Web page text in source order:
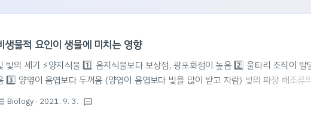
생물적 요인이 생물에 미치는 영향
빛의 세기 ⚡️양지식물 1️⃣ 음지식물보다 보상점, 광포화점이 높음 2️⃣ 울타리 조직이 발
3️⃣ 양옆이 음엽보다 두꺼움 (양엽이 음엽보다 빛을 많이 받고 자람) 빛의 파장 해조류
녹조류 홍조류 갈조류 깊이 얕은 바다 깊은 바다 중간 깊이 사용하는 빛 적색광 청색광 황
개화 영향: 암기(밤의 길이) > 명기(낮의 길이) 장일 식물: 임계 암기보다 암기가 짧아지
Biology · 2021. 9. 3. textsms